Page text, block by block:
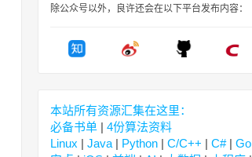
除公众号以外，良许还会在以下平台发布内容：
本站所有资源汇集在这里：
必备书单 | 4份算法资料
Linux | Java | Python | C/C++ | C#| Go